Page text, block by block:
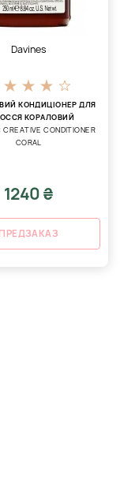
Davines
КОНДИЦІОНЕР ДЛЯ
КОРАЛОВИЙ
CREATIVE CONDITIONER
CORAL
1240 ₴
ПРЕДЗАКАЗ